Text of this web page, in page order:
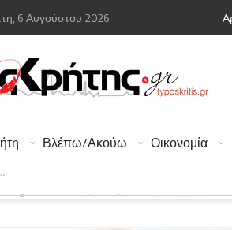
6 Αυγούστου 2026
Βλέπω/Ακούω Οικονομία